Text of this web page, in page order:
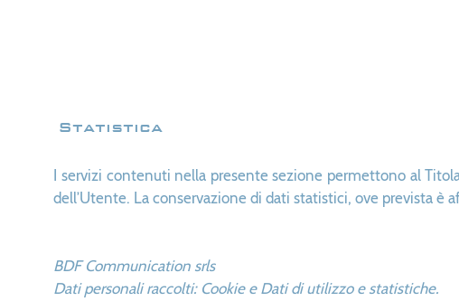
Statistica
I servizi contenuti nella presente sezione permettono al
dell’Utente. La conservazione di dati statistici, ove prevista
BDF Communication srls
Dati personali raccolti: Cookie e Dati di utilizzo e statistiche.